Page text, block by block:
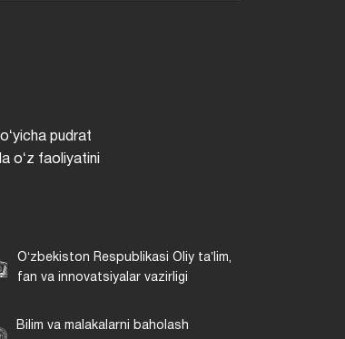
pudrat
oʻz faoliyatini
Oʻzbekiston Respublikasi Oliy taʼlim,
fan va innovatsiyalar vazirligi
Bilim va malakalarni baholash